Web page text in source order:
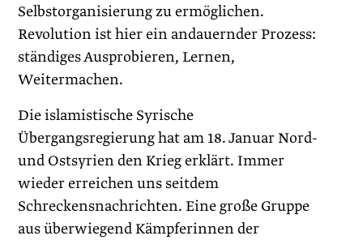
Selbstorganisierung zu ermöglichen.
Revolution ist hier ein andauernder Prozess:
ständiges Ausprobieren, Lernen,
Weitermachen.
Die islamistische Syrische
Übergangsregierung hat am 18. Januar Nord-
und Ostsyrien den Krieg erklärt. Immer
wieder erreichen uns seitdem
Schreckensnachrichten. Eine große Gruppe
aus überwiegend Kämpferinnen der